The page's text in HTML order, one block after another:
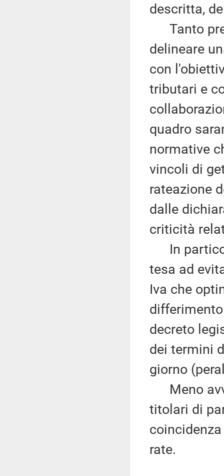
descritta,
Tanto
delineare
con
tributari e
quadro
normative
vincoli di
rateazione
dalle
criticità
In
tesa ad
Iva che
decreto
dei termini
giorno
Meno
titolari di
rate.